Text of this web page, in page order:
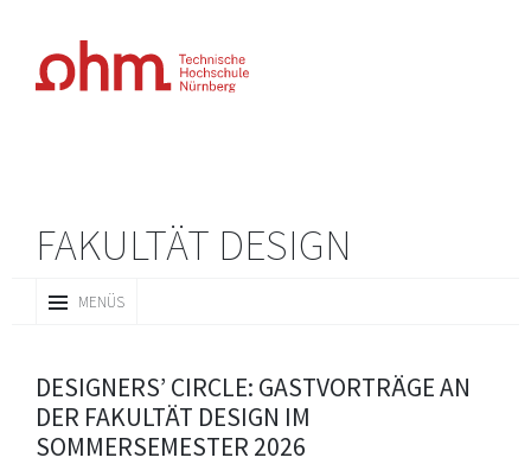
FAKULTÄT DESIGN
MENÜS
INHALT
DESIGNERS’ CIRCLE: GASTVORTRÄGE AN
DER FAKULTÄT DESIGN IM
SOMMERSEMESTER 2026